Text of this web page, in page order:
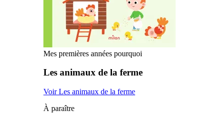
Mes premières années pourquoi
Les animaux de la ferme
Voir Les animaux de la ferme
À paraître